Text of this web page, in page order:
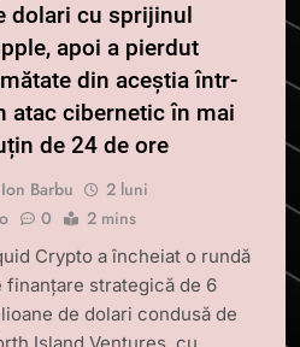
dolari cu sprijinul
apoi a pierdut
din aceștia într-
atac cibernetic în mai
de 24 de ore
Ion Barbu
2 luni
0 2 mins
Crypto a încheiat o rundă
finanțare strategică de 6
de dolari condusă de